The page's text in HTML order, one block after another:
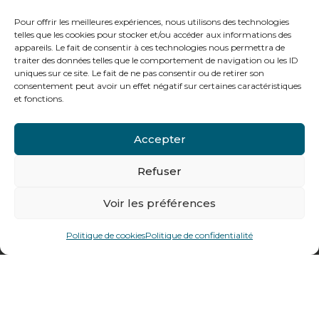
Pour offrir les meilleures expériences, nous utilisons des technologies
telles que les cookies pour stocker et/ou accéder aux informations des
appareils. Le fait de consentir à ces technologies nous permettra de
traiter des données telles que le comportement de navigation ou les ID
uniques sur ce site. Le fait de ne pas consentir ou de retirer son
consentement peut avoir un effet négatif sur certaines caractéristiques
et fonctions.
Accepter
Refuser
Voir les préférences
Politique de cookiesPolitique de confidentialité
Le vendredi :
de 8h à 12h30 et de 13h30 à 16h
478 rue Alexandre Richetta